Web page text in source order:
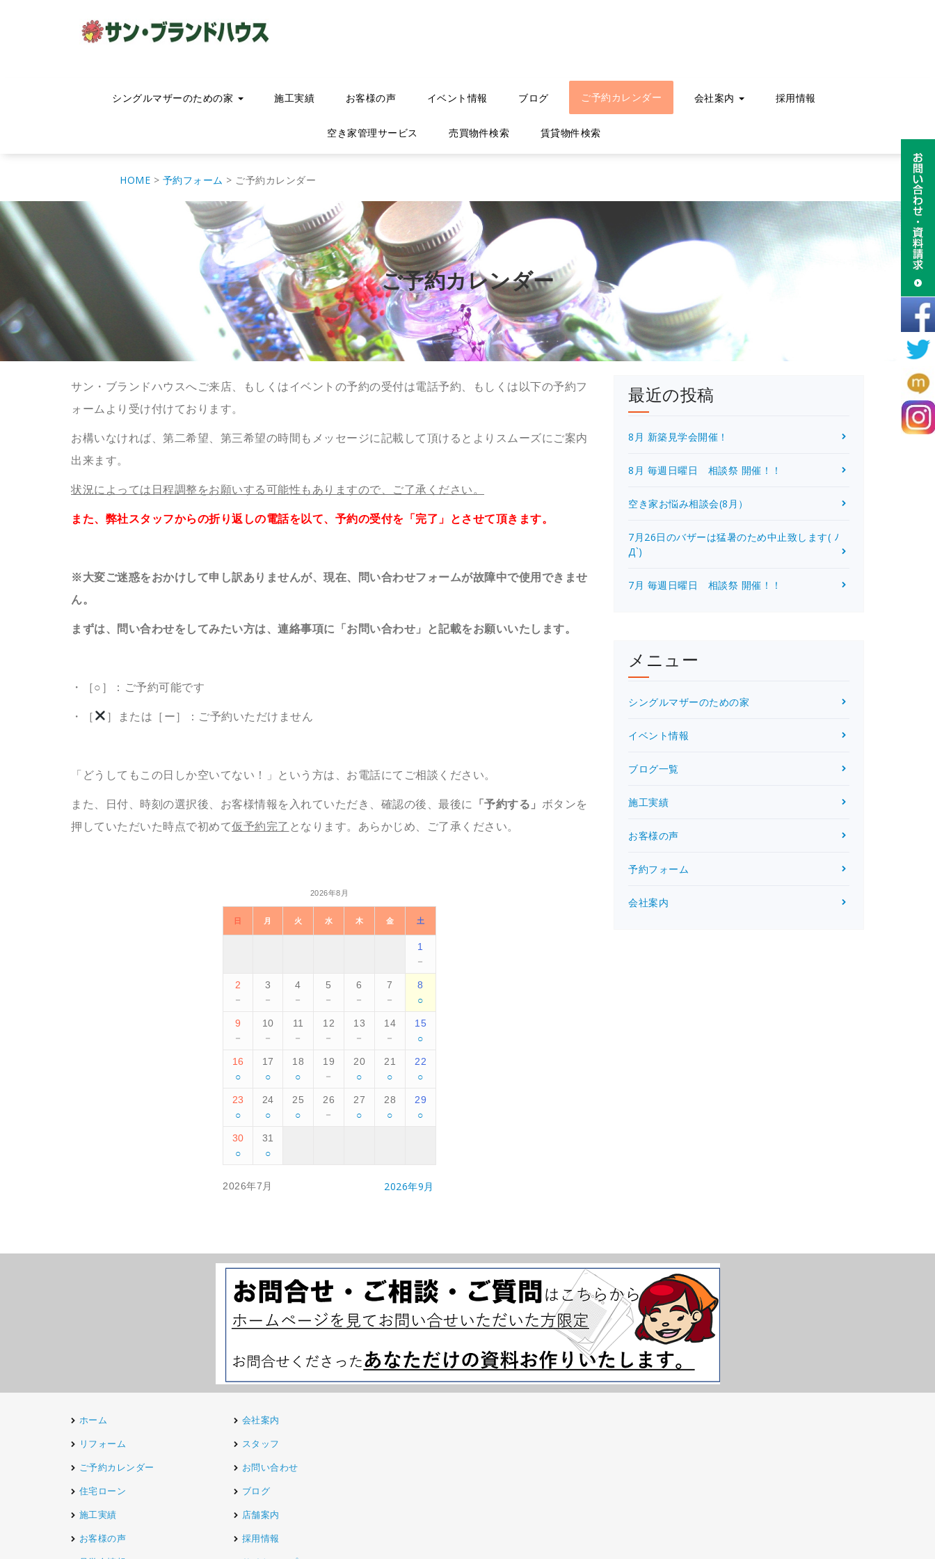
シングルマザーのための家 施工実績 お客様の声 イベント情報 ブログ ご予約カレンダー 会社案内 採用情報
空き家管理サービス 売買物件検索 賃貸物件検索
HOME > 予約フォーム > ご予約カレンダー
ご予約カレンダー
サン・ブランドハウスへご来店、もしくはイベントの予約の受付は電話予約、もしくは以下の予約フ
ォームより受け付けております。
お構いなければ、第二希望、第三希望の時間もメッセージに記載して頂けるとよりスムーズにご案内
出来ます。
状況によっては日程調整をお願いする可能性もありますので、ご了承ください。
また、弊社スタッフからの折り返しの電話を以て、 予約の受付を「完了」とさせて頂きます。
※大変ご迷惑をおかけして申し訳ありませんが、現在、問い合わせフォームが故障中で使用できませ
ん。
まずは、問い合わせをしてみたい方は、連絡事項に「お問い合わせ」と記載をお願いいたします。
・［○］：ご予約可能です
・［
］または［ー］：ご予約いただけません
「どうしてもこの日しか空いてない！」という方は、お電話にてご相談ください。
また、日付、時刻の選択後、お客様情報を入れていただき、確認の後、最後に 「予約する」 ボタンを
押していただいた時点で初めて仮予約完了 となります。あらかじめ、ご了承ください。
2026年8月
日 月 火 水 木 金 土
1
－
2
－
3
－
4
－
5
－
6
－
7
－
8
○
9
－
10
－
11
－
12
－
13
－
14
－
15
○
16
○
17
○
18
○
19
－
20
○
21
○
22
○
23
○
24
○
25
○
26
－
27
○
28
○
29
○
30
○
31
○
2026年7月 2026年9月
最近の投稿
8月 新築見学会開催！
8月 毎週日曜日 相談祭 開催！！
空き家お悩み相談会(8月）
7月26日のバザーは猛暑のため中止致します( ﾉ
Д`)
7月 毎週日曜日 相談祭 開催！！
メニュー
シングルマザーのための家
イベント情報
ブログ一覧
施工実績
お客様の声
予約フォーム
会社案内
ホーム
リフォーム
ご予約カレンダー
住宅ローン
施工実績
お客様の声
会社案内
スタッフ
お問い合わせ
ブログ
店舗案内
採用情報